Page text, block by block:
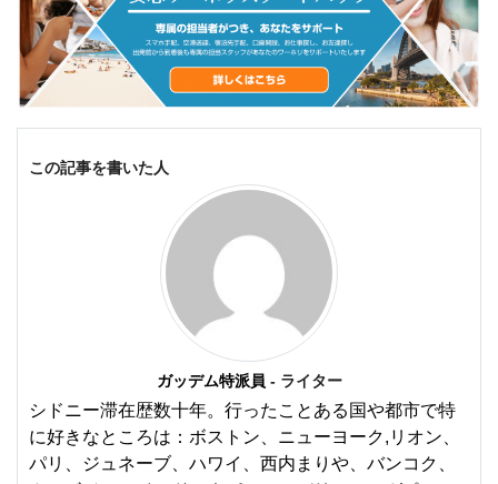
この記事を書いた人
ガッデム特派員 - ライター
シドニー滞在歴数十年。行ったことある国や都市で特
に好きなところは：ボストン、ニューヨーク,リオン、
パリ、ジュネーブ、ハワイ、西内まりや、バンコク、